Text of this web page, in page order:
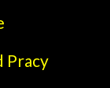
Pracy